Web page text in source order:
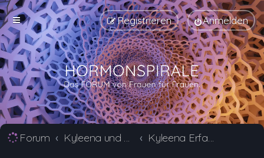
Anmelden
Registrieren
Forum Kyleena und Jaydess Erfahrungsberichte und Nebenwirkungen Kyleena Erfahrungsberichte und Nebenwirkungen